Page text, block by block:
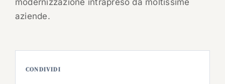
modernizzazione intrapreso da moltissime
aziende.
CONDIVIDI